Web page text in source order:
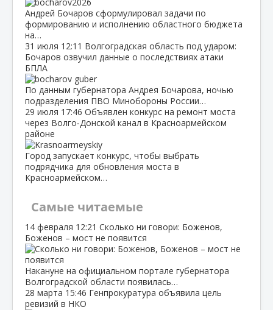
Андрей Бочаров сформулировал задачи по
формированию и исполнению областного бюджета
на…
31 июля 12:11 Волгоградская область под ударом:
Бочаров озвучил данные о последствиях атаки
БПЛА
По данным губернатора Андрея Бочарова, ночью
подразделения ПВО Минобороны России…
29 июля 17:46 Объявлен конкурс на ремонт моста
через Волго‑Донской канал в Красноармейском
районе
Город запускает конкурс, чтобы выбрать
подрядчика для обновления моста в
Красноармейском…
Самые читаемые
14 февраля 12:21 Сколько ни говори: Боженов,
Боженов – мост не появится
Накануне на официальном портале губернатора
Волгоградской области появилась…
28 марта 15:46 Генпрокуратура объявила цель
ревизий в НКО